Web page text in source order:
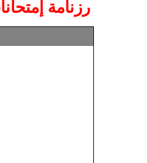
رزنامة